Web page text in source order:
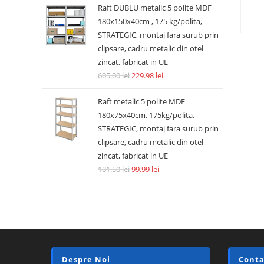
Raft DUBLU metalic 5 polite MDF
180x150x40cm , 175 kg/polita,
STRATEGIC, montaj fara surub prin
clipsare, cadru metalic din otel
zincat, fabricat in UE
605.00lei229.98 lei
Raft metalic 5 polite MDF
180x75x40cm, 175kg/polita,
STRATEGIC, montaj fara surub prin
clipsare, cadru metalic din otel
zincat, fabricat in UE
181.50lei99.99 lei
Despre Noi